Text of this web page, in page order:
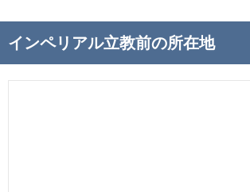
インペリアル立教前の所在地